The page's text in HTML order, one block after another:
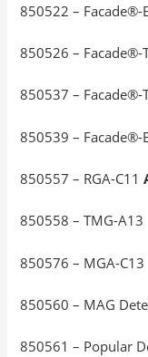
850522 –
850526 –
850537 – Facade®-
850539 – Facade®-
850557 – RGA-C11
850558 – TMG-A13
850576 – MGA-C13
850560 – MAG
850561 – Popular